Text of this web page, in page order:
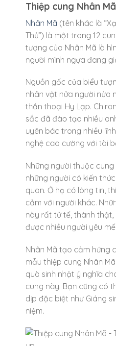
Thiệp cung Nhân Mã
Nhân Mã (tên khác là
Thủ”) là một trong 12
tượng của Nhân Mã là
người mình ngựa đang
Nguồn gốc của biểu
nhân vật nửa người nửa
thần thoại Hy Lạp.
sắc đã đào tạo nhiều
uyên bác trong nhiều
nghệ cao cường với tài
Những người thuộc
những người có kiến
quan. Ở họ có lòng tin,
cảm với người khác.
này rất tử tế, thành thật,
được nhiều người yêu
Nhân Mã tạo cảm hứng
mẫu thiệp cung Nhân
quà sinh nhật ý nghĩa
cung này. Bạn cũng có
dịp đặc biệt như Giáng
niệm.